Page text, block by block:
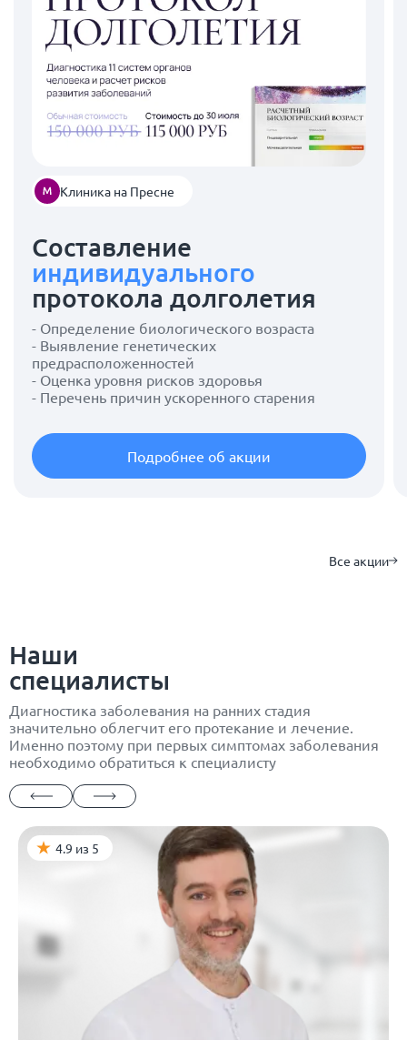
Клиника на Пресне
Составление
индивидуального
протокола долголетия
- Определение биологического возраста
- Выявление генетических
предрасположенностей
- Оценка уровня рисков здоровья
- Перечень причин ускоренного старения
Подробнее об акции
Все акции
Наши
специалисты
Диагностика заболевания на ранних стадия
значительно облегчит его протекание и лечение.
Именно поэтому при первых симптомах заболевания
необходимо обратиться к специалисту
4.9 из 5